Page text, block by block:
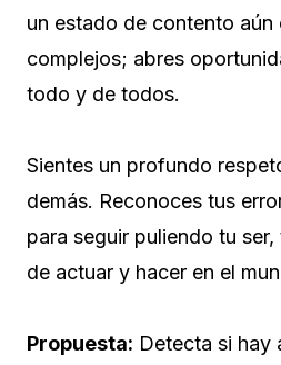
un estado de contento aún
complejos; abres
todo y de todos.
Sientes un profundo
demás. Reconoces tus
para seguir puliendo tu
de actuar y hacer en el
Propuesta: Detecta si hay